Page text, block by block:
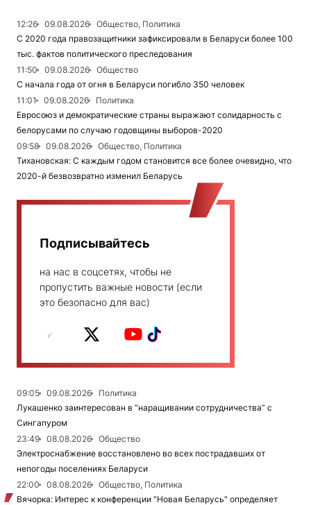
12:26 09.08.2026
Общество, Политика
С 2020 года правозащитники зафиксировали в Беларуси более 100
тыс. фактов политического преследования
11:50
09.08.2026
Общество
С начала года от огня в Беларуси погибло 350 человек
11:01
09.08.2026
Политика
Евросоюз и демократические страны выражают солидарность с
белорусами по случаю годовщины выборов-2020
09:58
09.08.2026
Общество, Политика
Тихановская: С каждым годом становится все более очевидно, что
2020-й безвозвратно изменил Беларусь
Подписывайтесь
на нас в соцсетях, чтобы не
пропустить важные новости (если
это безопасно для вас)
09:05 09.08.2026
Политика
Лукашенко заинтересован в “наращивании сотрудничества” с
Сингапуром
23:49
08.08.2026
Общество
Электроснабжение восстановлено во всех пострадавших от
непогоды поселениях Беларуси
22:00
08.08.2026
Общество, Политика
Вячорка: Интерес к конференции "Новая Беларусь" определяет